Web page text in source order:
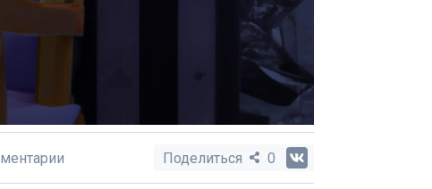
Поделиться 0